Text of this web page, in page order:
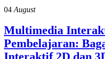
04 August
Multimedia
Pembelajaran: